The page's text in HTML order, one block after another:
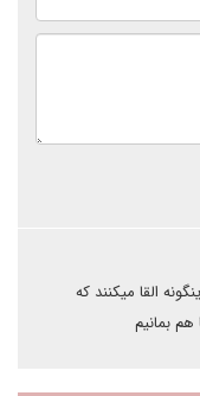
القا میکنند که
بمانیم